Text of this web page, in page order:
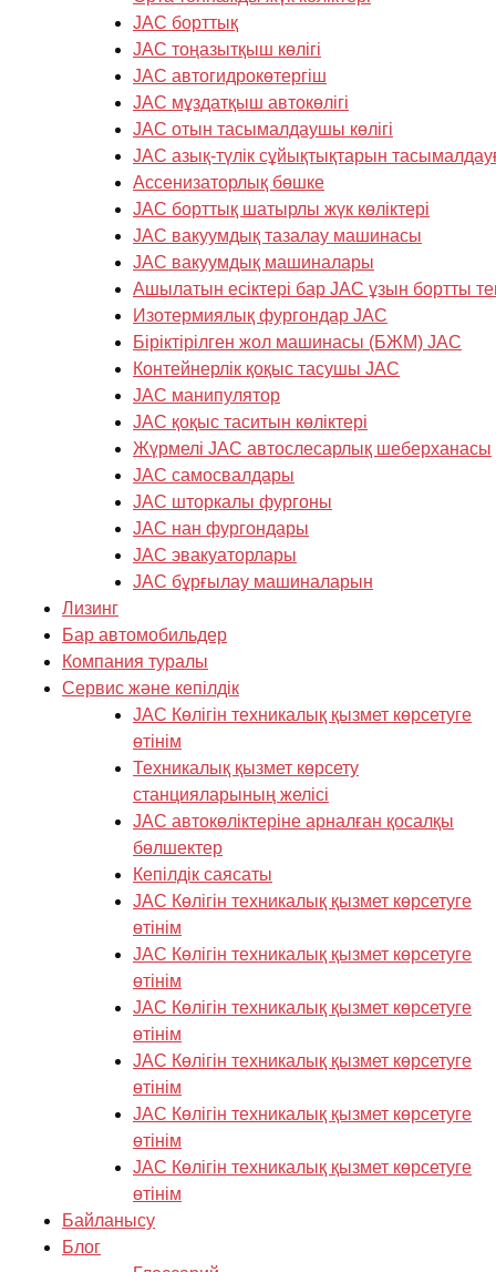
JAC борттық
JAC тоңазытқыш көлігі
JAC автогидрокөтергіш
JAC мұздатқыш автокөлігі
JAC отын тасымалдаушы көлігі
JAC азық-түлік сұйықтықтарын
Ассенизаторлық бөшке
JAC борттық шатырлы жүк көліктері
JAC вакуумдық тазалау машинасы
JAC вакуумдық машиналары
Ашылатын есіктері бар JAC ұзын бортты
Изотермиялық фургондар JAC
Біріктірілген жол машинасы (БЖМ) JAC
Контейнерлік қоқыс тасушы JAC
JAC манипулятор
JAC қоқыс таситын көліктері
Жүрмелі JAC автослесарлық шеберханасы
JAC самосвалдары
JAC шторкалы фургоны
JAC нан фургондары
JAC эвакуаторлары
JAC бұрғылау машиналарын
Лизинг
Бар автомобильдер
Компания туралы
Cервис және кепілдік
JAC Көлігін техникалық қызмет көрсетуге
өтінім
Техникалық қызмет көрсету
станцияларының желісі
JAC автокөліктеріне арналған қосалқы
бөлшектер
Кепілдік саясаты
JAC Көлігін техникалық қызмет көрсетуге
өтінім
JAC Көлігін техникалық қызмет көрсетуге
өтінім
JAC Көлігін техникалық қызмет көрсетуге
өтінім
JAC Көлігін техникалық қызмет көрсетуге
өтінім
JAC Көлігін техникалық қызмет көрсетуге
өтінім
JAC Көлігін техникалық қызмет көрсетуге
өтінім
Байланысу
Блог